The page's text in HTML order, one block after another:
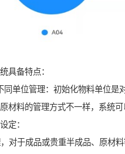
具备特点：
同单位管理：初始化物料单位是
材料的管理方式不一样，系统
定：
对于成品或贵重半成品、原材